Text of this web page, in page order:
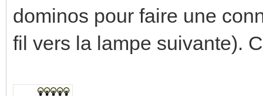
dominos pour faire une
fil vers la lampe suivante).